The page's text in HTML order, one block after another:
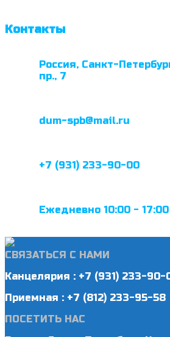
Контакты
Россия, Санкт-
пр., 7
dum-spb@mail.ru
+7 (931) 233-90-00
Ежедневно 10:00 - 17:00
СВЯЗАТЬСЯ С НАМИ
Канцелярия : +7 (931) 233-90-
Приемная : +7 (812) 233-95-58
ПОСЕТИТЬ НАС